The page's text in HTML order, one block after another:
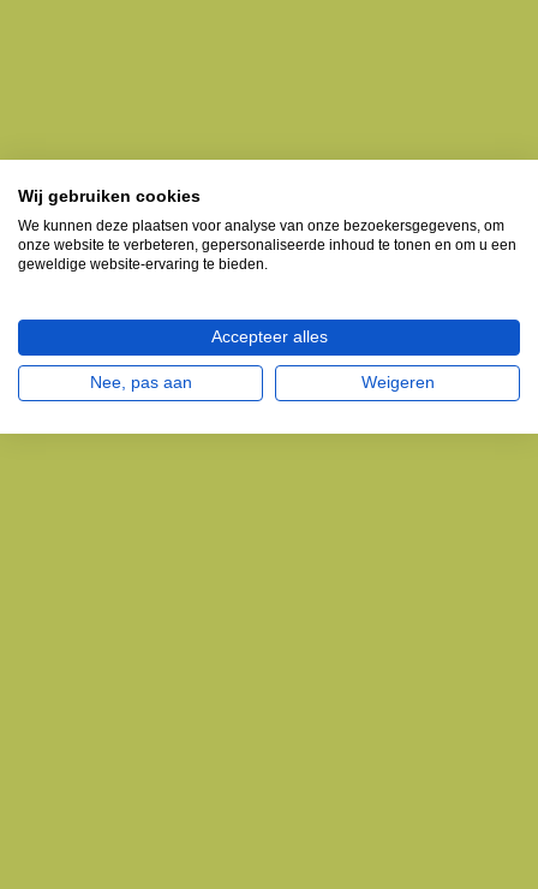
Wij gebruiken cookies
We kunnen deze plaatsen voor analyse van onze bezoekersgegevens, om
onze website te verbeteren, gepersonaliseerde inhoud te tonen en om u een
geweldige website-ervaring te bieden.
Accepteer alles
Nee, pas aan Weigeren